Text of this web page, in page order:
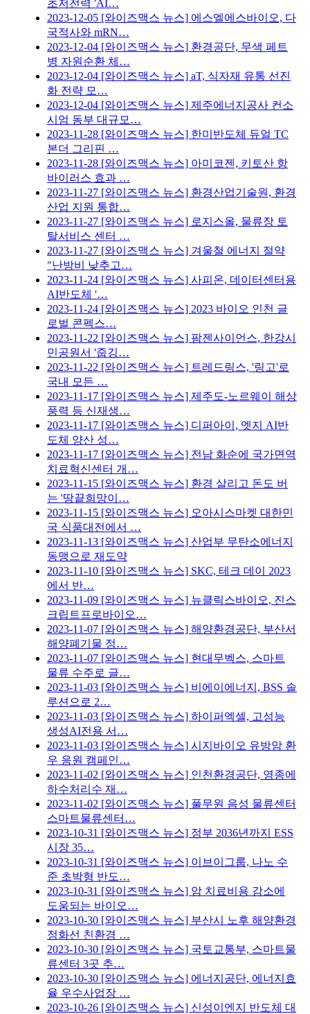
초저전력 'AI…
2023-12-05 [와이즈맥스 뉴스] 에스엘에스바이오, 다
국적사와 mRN…
2023-12-04 [와이즈맥스 뉴스] 환경공단, 무색 페트
병 자원순환 체…
2023-12-04 [와이즈맥스 뉴스] aT, 식자재 유통 선진
화 전략 모…
2023-12-04 [와이즈맥스 뉴스] 제주에너지공사 컨소
시엄 동부 대규모…
2023-11-28 [와이즈맥스 뉴스] 한미반도체 듀얼 TC
본더 그리핀 …
2023-11-28 [와이즈맥스 뉴스] 아미코젠, 키토산 항
바이러스 효과 …
2023-11-27 [와이즈맥스 뉴스] 환경산업기술원, 환경
산업 지원 통합…
2023-11-27 [와이즈맥스 뉴스] 로지스올, 물류장 토
탈서비스 센터 …
2023-11-27 [와이즈맥스 뉴스] 겨울철 에너지 절약
"난방비 낮추고…
2023-11-24 [와이즈맥스 뉴스] 사피온, 데이터센터용
AI반도체 '…
2023-11-24 [와이즈맥스 뉴스] 2023 바이오 인천 글
로벌 콘펙스…
2023-11-22 [와이즈맥스 뉴스] 팜젠사이언스, 한강시
민공원서 '줍깅…
2023-11-22 [와이즈맥스 뉴스] 트레드링스, '링고'로
국내 모든 …
2023-11-17 [와이즈맥스 뉴스] 제주도-노르웨이 해상
풍력 등 신재생…
2023-11-17 [와이즈맥스 뉴스] 디퍼아이, 엣지 AI반
도체 양산 성…
2023-11-17 [와이즈맥스 뉴스] 전남 화순에 국가면역
치료혁신센터 개…
2023-11-15 [와이즈맥스 뉴스] 환경 살리고 돈도 버
는 '땅끝희망이…
2023-11-15 [와이즈맥스 뉴스] 오아시스마켓 대한민
국 식품대전에서 …
2023-11-13 [와이즈맥스 뉴스] 산업부 무탄소에너지
동맹으로 재도약
2023-11-10 [와이즈맥스 뉴스] SKC, 테크 데이 2023
에서 반…
2023-11-09 [와이즈맥스 뉴스] 뉴클릭스바이오, 진스
크립트프로바이오…
2023-11-07 [와이즈맥스 뉴스] 해양환경공단, 부산서
해양폐기물 정…
2023-11-07 [와이즈맥스 뉴스] 현대무벡스, 스마트
물류 수주로 글…
2023-11-03 [와이즈맥스 뉴스] 비에이에너지, BSS 솔
루션으로 2…
2023-11-03 [와이즈맥스 뉴스] 하이퍼엑셀, 고성능
생성AI전용 서…
2023-11-03 [와이즈맥스 뉴스] 시지바이오 유방암 환
우 응원 캠페인…
2023-11-02 [와이즈맥스 뉴스] 인천환경공단, 영종에
하수처리수 재…
2023-11-02 [와이즈맥스 뉴스] 풀무원 음성 물류센터
스마트물류센터…
2023-10-31 [와이즈맥스 뉴스] 정부 2036년까지 ESS
시장 35…
2023-10-31 [와이즈맥스 뉴스] 이브이그룹, 나노 수
준 초박형 반도…
2023-10-31 [와이즈맥스 뉴스] 암 치료비용 감소에
도움되는 바이오…
2023-10-30 [와이즈맥스 뉴스] 부산시 노후 해양환경
정화선 친환경 …
2023-10-30 [와이즈맥스 뉴스] 국토교통부, 스마트물
류센터 3곳 추…
2023-10-30 [와이즈맥스 뉴스] 에너지공단, 에너지효
율 우수사업장 …
2023-10-26 [와이즈맥스 뉴스] 신성이엔지 반도체 대